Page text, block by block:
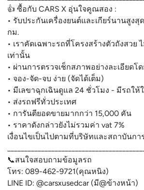
👍 ซื้อกับ CARS X อุ่นใจคูณสอง :
• รับประกันเครื่องยนต์และเกียร์นานสูงสุ
กม.
• เราคัดเฉพาะรถที่โครงสร้างตัวถังสวย
เท่านั้น
• ผ่านการตรวจเช็กสภาพอย่างละเอียด
• จอง-จัด-จบ ง่าย (จัดได้เต็ม)
• มีเลขาฉุกเฉินดูแล 24 ชั่วโมง - มีรถให้
• ส่งรถฟรีทั่วประเทศ
• การันตียอดขายมากกว่า 15,000 คัน
• ราคาดังกล่าวยังไม่รวมค่า vat 7%
เงื่อนไขเป็นไปตามที่บริษัทและสถาบันกา
📞สนใจสอบถามข้อมูลรถ
โทร: 089-462-9721(คุณหนิง)
LINE ID: @carsxusedcar (มี@ข้างหน้า)